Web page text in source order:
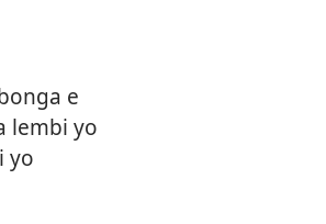
e
lembi yo
yo